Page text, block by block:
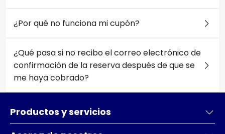
¿Por qué no funciona mi cupón?
¿Qué pasa si no recibo el correo electrónico de
confirmación de la reserva después de que se
me haya cobrado?
Productos y servicios